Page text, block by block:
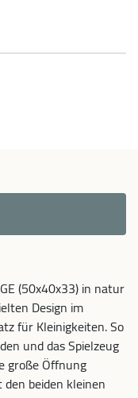
(50x40x33) in natur
Design im
für Kleinigkeiten. So
und das Spielzeug
große Öffnung
beiden kleinen